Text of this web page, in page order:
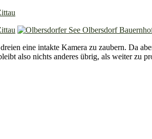
dreien eine intakte Kamera zu zaubern.
also nichts anderes übrig, als weiter zu